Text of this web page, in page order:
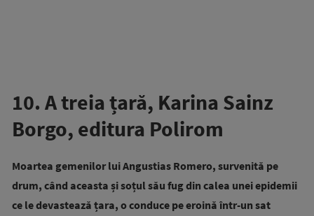
10. A treia țară, Karina Sainz
Borgo, editura Polirom
Moartea gemenilor lui Angustias Romero, survenită pe
drum, când aceasta și soțul său fug din calea unei epidemii
ce le devastează țara, o conduce pe eroină într-un sat